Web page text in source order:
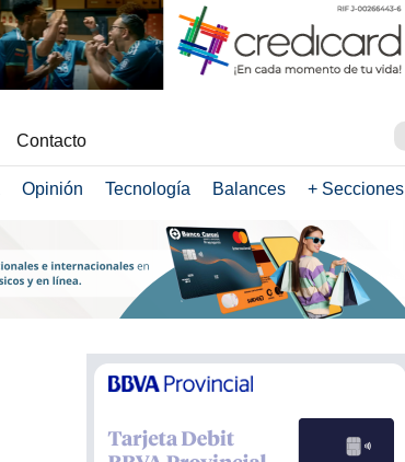
Contacto
Opinión Tecnología Balances + Secciones